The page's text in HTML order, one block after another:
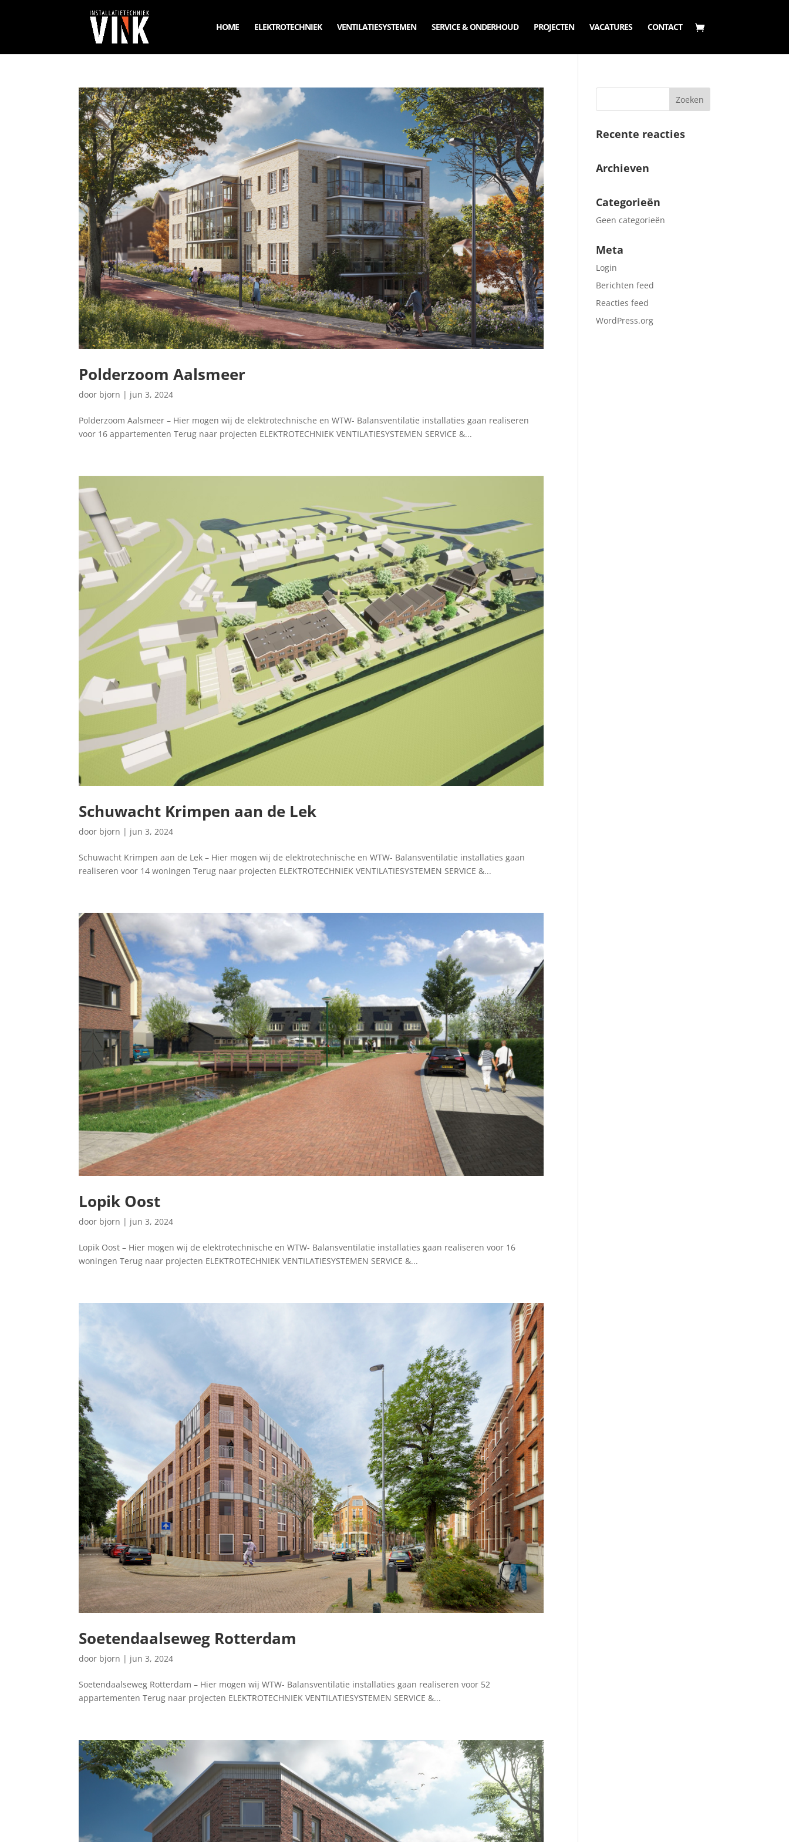
HOME ELEKTROTECHNIEK VENTILATIESYSTEMEN SERVICE & ONDERHOUD PROJECTEN VACATURES CONTACT
Polderzoom Aalsmeer
door bjorn | jun 3, 2024
Polderzoom Aalsmeer – Hier mogen wij de elektrotechnische en WTW- Balansventilatie installaties gaan realiseren
voor 16 appartementen Terug naar projecten ELEKTROTECHNIEK VENTILATIESYSTEMEN SERVICE &...
Schuwacht Krimpen aan de Lek
door bjorn | jun 3, 2024
Schuwacht Krimpen aan de Lek – Hier mogen wij de elektrotechnische en WTW- Balansventilatie installaties gaan
realiseren voor 14 woningen Terug naar projecten ELEKTROTECHNIEK VENTILATIESYSTEMEN SERVICE &...
Lopik Oost
door bjorn | jun 3, 2024
Lopik Oost – Hier mogen wij de elektrotechnische en WTW- Balansventilatie installaties gaan realiseren voor 16
woningen Terug naar projecten ELEKTROTECHNIEK VENTILATIESYSTEMEN SERVICE &...
Soetendaalseweg Rotterdam
door bjorn | jun 3, 2024
Soetendaalseweg Rotterdam – Hier mogen wij WTW- Balansventilatie installaties gaan realiseren voor 52
appartementen Terug naar projecten ELEKTROTECHNIEK VENTILATIESYSTEMEN SERVICE &...
Recente reacties
Archieven
Categorieën
Geen categorieën
Meta
Login
Berichten feed
Reacties feed
WordPress.org